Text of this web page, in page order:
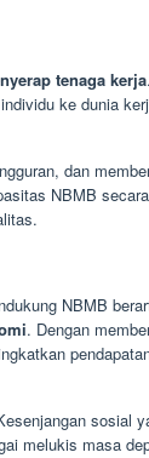
tenaga kerja
ke dunia
dan
NBMB
NBMB
. Dengan
sosial
melukis masa